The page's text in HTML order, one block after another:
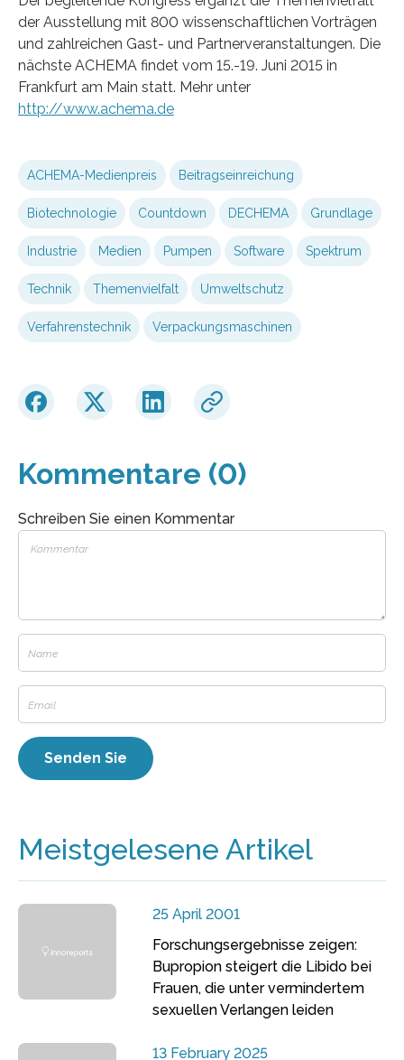
der Ausstellung mit 800 wissenschaftlichen Vorträgen
und zahlreichen Gast- und Partnerveranstaltungen. Die
nächste ACHEMA findet vom 15.-19. Juni 2015 in
Frankfurt am Main statt. Mehr unter
http://www.achema.de
ACHEMA-Medienpreis Beitragseinreichung
Biotechnologie Countdown DECHEMA Grundlage
Industrie Medien Pumpen Software Spektrum
Technik Themenvielfalt Umweltschutz
Verfahrenstechnik Verpackungsmaschinen
Kommentare (0)
Schreiben Sie einen Kommentar
Meistgelesene Artikel
25 April 2001
Forschungsergebnisse zeigen:
Bupropion steigert die Libido bei
Frauen, die unter vermindertem
sexuellen Verlangen leiden
13 February 2025